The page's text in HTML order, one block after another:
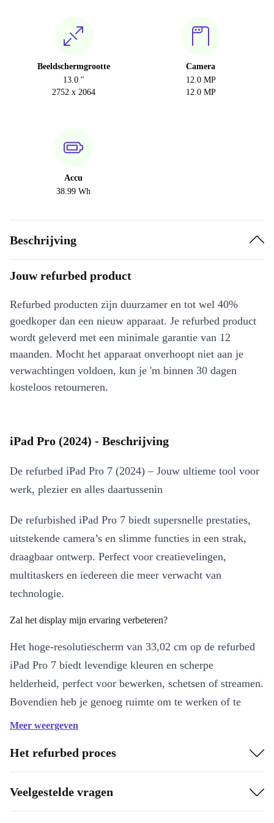
Beeldschermgrootte
13.0 "
2752 x 2064
Camera
12.0 MP
12.0 MP
Accu
38.99 Wh
Beschrijving
Jouw refurbed product
Refurbed producten zijn duurzamer en tot wel 40%
goedkoper dan een nieuw apparaat. Je refurbed product
wordt geleverd met een minimale garantie van 12
maanden. Mocht het apparaat onverhoopt niet aan je
verwachtingen voldoen, kun je 'm binnen 30 dagen
kosteloos retourneren.
iPad Pro (2024) - Beschrijving
De refurbed iPad Pro 7 (2024) – Jouw ultieme tool voor
werk, plezier en alles daartussenin
De refurbished iPad Pro 7 biedt supersnelle prestaties,
uitstekende camera’s en slimme functies in een strak,
draagbaar ontwerp. Perfect voor creatievelingen,
multitaskers en iedereen die meer verwacht van
technologie.
Zal het display mijn ervaring verbeteren?
Het hoge-resolutiescherm van 33,02 cm op de refurbed
iPad Pro 7 biedt levendige kleuren en scherpe
helderheid, perfect voor bewerken, schetsen of streamen.
Bovendien heb je genoeg ruimte om te werken of te
ontspannen.
Hoe goed zijn de camera’s?
De dubbele 12 MP-camera’s op de volledig vernieuwde
iPad Pro 7 maken gedetailleerde foto’s en HD-video’s.
De frontcamera zorgt voor scherpe videogesprekken,
Meer weergeven
Het refurbed proces
Veelgestelde vragen